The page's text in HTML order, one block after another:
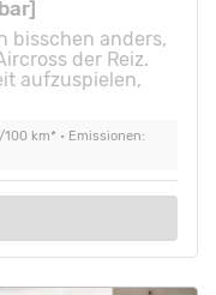
bisschen anders,
der Reiz.
aufzuspielen,
km* • Emissionen: